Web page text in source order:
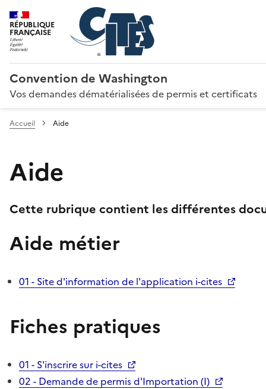
RÉPUBLIQUE
FRANÇAISE
Convention de Washington
Vos demandes dématérialisées de permis et certificats
Accueil Aide
Aide
Cette rubrique contient les différentes
Aide métier
01 - Site d'information de l'application i-cites
Fiches pratiques
01 - S'inscrire sur i-cites
02 - Demande de permis d'Importation (I)